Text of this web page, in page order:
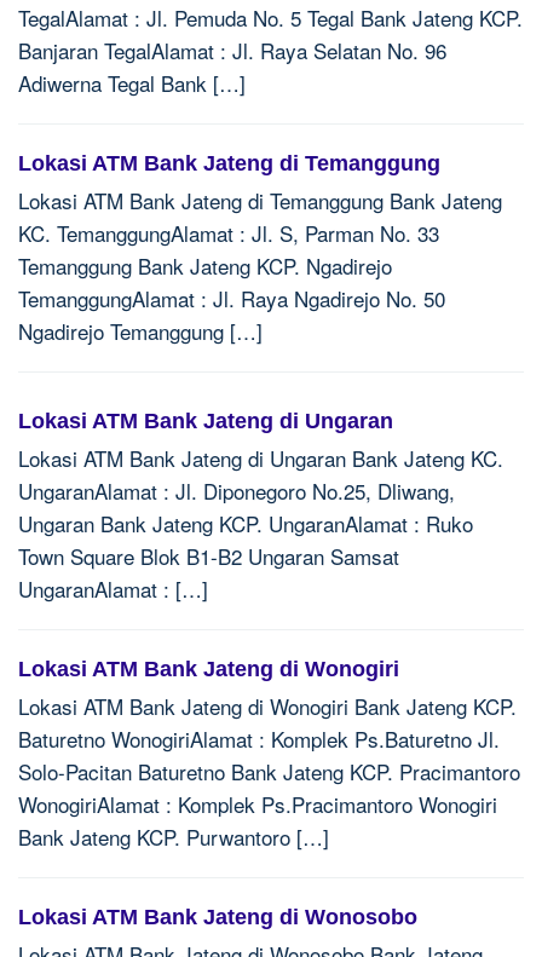
TegalAlamat : Jl. Pemuda No. 5 Tegal Bank Jateng KCP.
Banjaran TegalAlamat : Jl. Raya Selatan No. 96
Adiwerna Tegal Bank […]
Lokasi ATM Bank Jateng di Temanggung
Lokasi ATM Bank Jateng di Temanggung Bank Jateng
KC. TemanggungAlamat : Jl. S, Parman No. 33
Temanggung Bank Jateng KCP. Ngadirejo
TemanggungAlamat : Jl. Raya Ngadirejo No. 50
Ngadirejo Temanggung […]
Lokasi ATM Bank Jateng di Ungaran
Lokasi ATM Bank Jateng di Ungaran Bank Jateng KC.
UngaranAlamat : Jl. Diponegoro No.25, Dliwang,
Ungaran Bank Jateng KCP. UngaranAlamat : Ruko
Town Square Blok B1-B2 Ungaran Samsat
UngaranAlamat : […]
Lokasi ATM Bank Jateng di Wonogiri
Lokasi ATM Bank Jateng di Wonogiri Bank Jateng KCP.
Baturetno WonogiriAlamat : Komplek Ps.Baturetno Jl.
Solo-Pacitan Baturetno Bank Jateng KCP. Pracimantoro
WonogiriAlamat : Komplek Ps.Pracimantoro Wonogiri
Bank Jateng KCP. Purwantoro […]
Lokasi ATM Bank Jateng di Wonosobo